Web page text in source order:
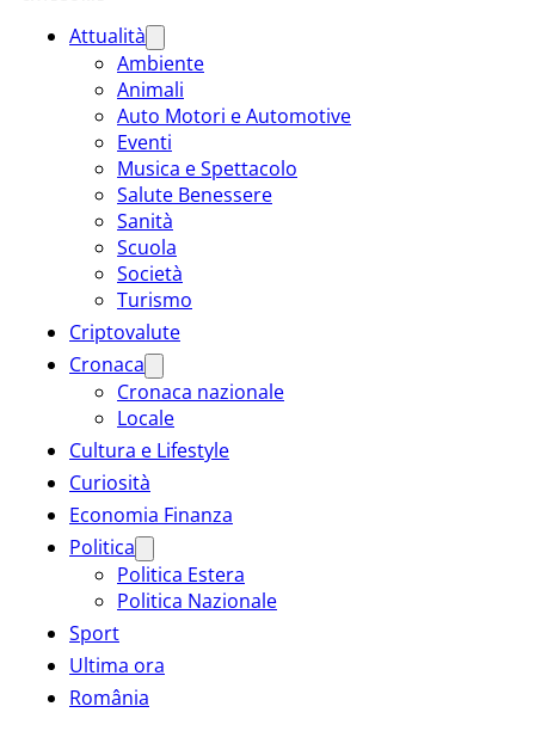
Attualità
Ambiente
Animali
Auto Motori e Automotive
Eventi
Musica e Spettacolo
Salute Benessere
Sanità
Scuola
Società
Turismo
Criptovalute
Cronaca
Cronaca nazionale
Locale
Cultura e Lifestyle
Curiosità
Economia Finanza
Politica
Politica Estera
Politica Nazionale
Sport
Ultima ora
România